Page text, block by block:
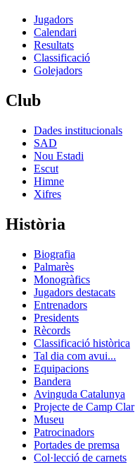
Jugadors
Calendari
Resultats
Classificació
Golejadors
Club
Dades institucionals
SAD
Nou Estadi
Escut
Himne
Xifres
Història
Biografia
Palmarès
Monogràfics
Jugadors destacats
Entrenadors
Presidents
Rècords
Classificació històrica
Tal dia com avui...
Equipacions
Bandera
Avinguda Catalunya
Projecte de Camp Clar
Museu
Patrocinadors
Portades de premsa
Col·lecció de carnets